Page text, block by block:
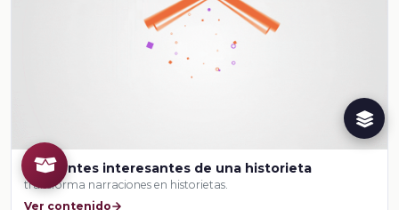
Ambientes interesantes de una historieta
transforma narraciones en historietas.
Ver contenido